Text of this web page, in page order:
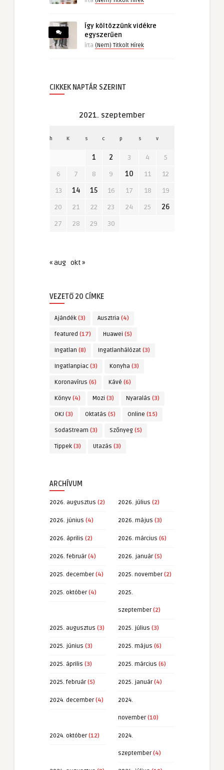
Így költözzünk vidékre
egyszerűen
írta (Nem) Titkolt Hírek
CIKKEK NAPTÁR SZERINT
2021. szeptember
h K s c p s v
1 2 3 4
5
6
7 8 9 10 11
12
13
14 15 16 17 18
19
20
21 22 23 24 25
26
27
28 29 30
« aug okt »
VEZETŐ 20 CÍMKE
Ajándék (3) Ausztria (4)
featured (17) Huawei (5)
Ingatlan (8) Ingatlanhálózat (3)
Ingatlanpiac (3) Konyha (3)
Koronavírus (6) Kávé (6)
Könyv (4) Mozi (3) Nyaralás (3)
OKJ (3) Oktatás (5) Online (15)
SodaStream (3) Szőnyeg (5)
Tippek (3) Utazás (3)
ARCHÍVUM
2026. augusztus (2) 2026. július (2)
2026. június (4) 2026. május (3)
2026. április (2) 2026. március (6)
2026. február(4) 2026. január(5)
2025. december(4) 2025. november(2)
2025. október(4) 2025.
szeptember(2)
2025. augusztus (3) 2025. július (3)
2025. június (3) 2025. május (6)
2025. április (3) 2025. március (6)
2025. február(5) 2025. január(4)
2024. december(4) 2024.
november(10)
2024. október(12) 2024.
szeptember(4)